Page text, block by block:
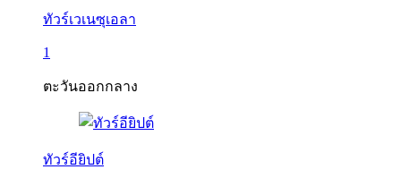
ทัวร์เวเนซุเอลา
1
ตะวันออกกลาง
ทัวร์อียิปต์